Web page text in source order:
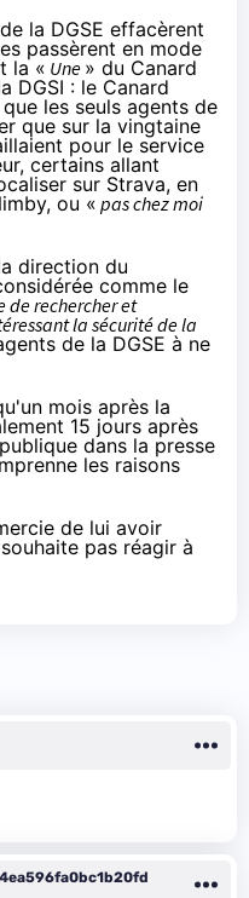
la DGSE effacèrent
passèrent en mode
la « Une » du Canard
DGSI : le Canard
les seuls agents de
que sur la vingtaine
pour le service
certains allant
sur Strava, en
, ou « pas chez moi
direction du
comme le
de rechercher et
la sécurité de la
de la DGSE à ne
mois après la
15 jours après
dans la presse
les raisons
de lui avoir
pas réagir à